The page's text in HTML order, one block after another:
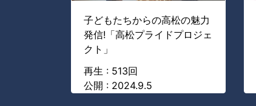
子どもたちからの高松の魅力
発信!「高松プライドプロジェ
クト」
再生 : 513回
公開 : 2024.9.5